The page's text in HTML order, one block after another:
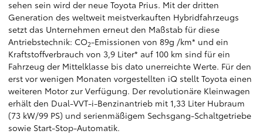
sehen sein wird der neue Toyota Prius. Mit der dritten
Generation des weltweit meistverkauften Hybridfahrzeugs
setzt das Unternehmen erneut den Maßstab für diese
Antriebstechnik: CO2-Emissionen von 89g /km* und ein
Kraftstoffverbrauch von 3,9 Liter* auf 100 km sind für ein
Fahrzeug der Mittelklasse bis dato unerreichte Werte. Für den
erst vor wenigen Monaten vorgestellten iQ stellt Toyota einen
weiteren Motor zur Verfügung. Der revolutionäre Kleinwagen
erhält den Dual-VVT-i-Benzinantrieb mit 1,33 Liter Hubraum
(73 kW/99 PS) und serienmäßigem Sechsgang-Schaltgetriebe
sowie Start-Stop-Automatik.